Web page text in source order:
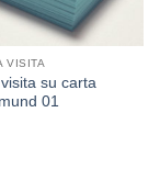
VISITA
su carta
01